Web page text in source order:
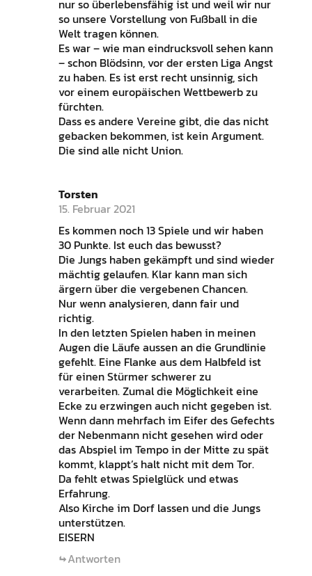
nur so überlebensfähig ist und weil wir nur
so unsere Vorstellung von Fußball in die
Welt tragen können.
Es war – wie man eindrucksvoll sehen kann
– schon Blödsinn, vor der ersten Liga Angst
zu haben. Es ist erst recht unsinnig, sich
vor einem europäischen Wettbewerb zu
fürchten.
Dass es andere Vereine gibt, die das nicht
gebacken bekommen, ist kein Argument.
Die sind alle nicht Union.
Torsten
15. Februar 2021
Es kommen noch 13 Spiele und wir haben
30 Punkte. Ist euch das bewusst?
Die Jungs haben gekämpft und sind wieder
mächtig gelaufen. Klar kann man sich
ärgern über die vergebenen Chancen.
Nur wenn analysieren, dann fair und
richtig.
In den letzten Spielen haben in meinen
Augen die Läufe aussen an die Grundlinie
gefehlt. Eine Flanke aus dem Halbfeld ist
für einen Stürmer schwerer zu
verarbeiten. Zumal die Möglichkeit eine
Ecke zu erzwingen auch nicht gegeben ist.
Wenn dann mehrfach im Eifer des Gefechts
der Nebenmann nicht gesehen wird oder
das Abspiel im Tempo in der Mitte zu spät
kommt, klappt’s halt nicht mit dem Tor.
Da fehlt etwas Spielglück und etwas
Erfahrung.
Also Kirche im Dorf lassen und die Jungs
unterstützen.
EISERN
Antworten